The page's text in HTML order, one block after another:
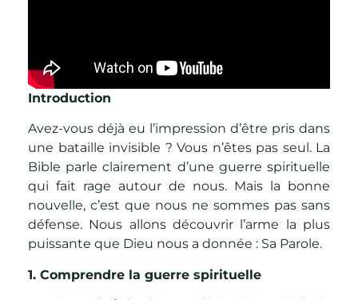
Introduction
Avez-vous déjà eu l’impression d’être pris dans
une bataille invisible ? Vous n’êtes pas seul. La
Bible parle clairement d’une guerre spirituelle
qui fait rage autour de nous. Mais la bonne
nouvelle, c’est que nous ne sommes pas sans
défense. Nous allons découvrir l’arme la plus
puissante que Dieu nous a donnée : Sa Parole.
1. Comprendre la guerre spirituelle